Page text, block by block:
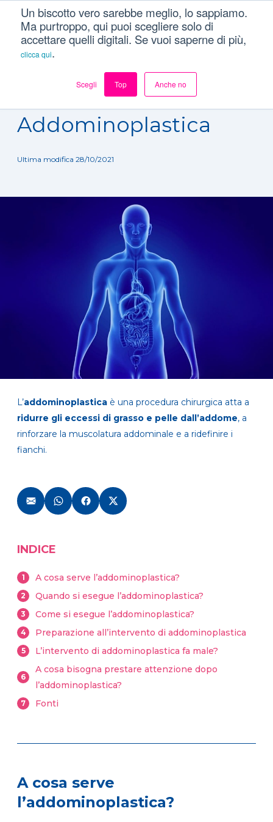
Un biscotto vero sarebbe meglio, lo sappiamo.
Ma purtroppo, qui puoi scegliere solo di
accettare quelli digitali. Se vuoi saperne di più,
clicca qui.
Scegli Top Anche no
Trattamenti Addominoplastica
Addominoplastica
Ultima modifica 28/10/2021
L’addominoplastica è una procedura chirurgica atta a
ridurre gli eccessi di grasso e pelle dall’addome, a
rinforzare la muscolatura addominale e a ridefinire i
fianchi.
INDICE
1 A cosa serve l’addominoplastica?
2 Quando si esegue l’addominoplastica?
3 Come si esegue l’addominoplastica?
4 Preparazione all’intervento di addominoplastica
5 L’intervento di addominoplastica fa male?
6
A cosa bisogna prestare attenzione dopo
l’addominoplastica?
7 Fonti
A cosa serve
l’addominoplastica?